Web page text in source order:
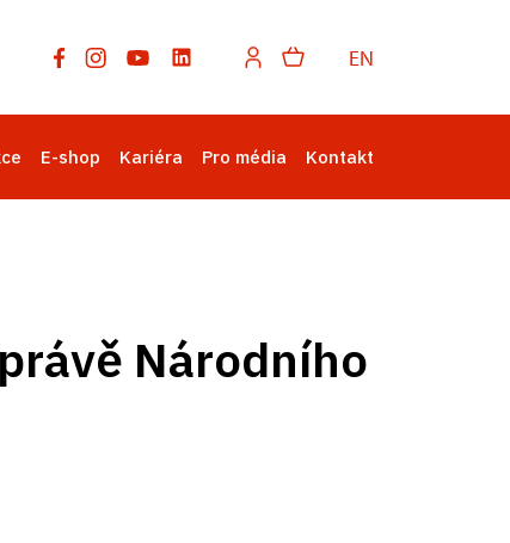
EN
E-shop Kariéra Pro média Kontakt
Národního